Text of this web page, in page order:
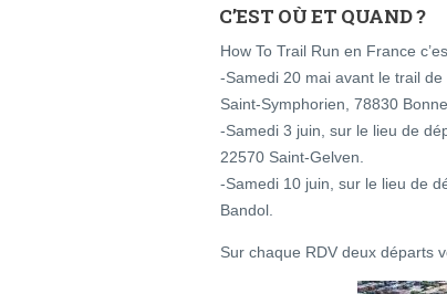
C’EST OÙ ET QUAND ?
How To Trail Run en France
-Samedi 20 mai avant le trail
Saint-Symphorien, 78830
-Samedi 3 juin, sur le lieu de
22570 Saint-Gelven.
-Samedi 10 juin, sur le lieu de
Bandol.
Sur chaque RDV deux départs